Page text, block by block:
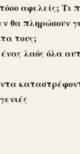
αφελείς; Τι
θα πληρώσουν
τους;
λαός όλα